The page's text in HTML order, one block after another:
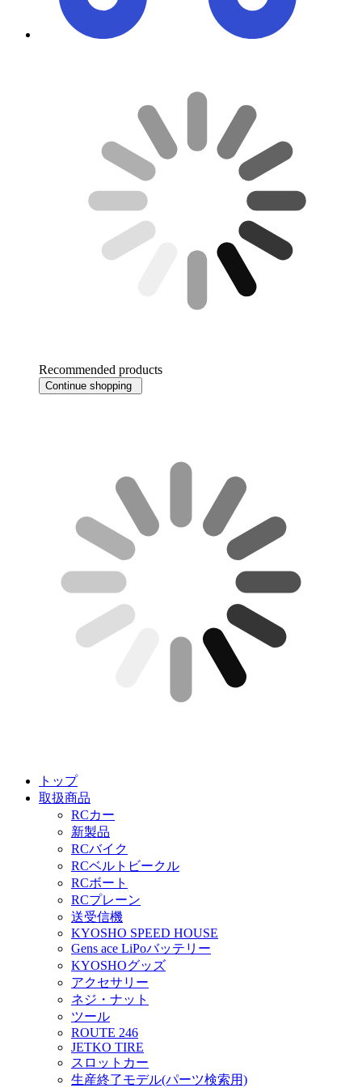
Recommended products
Continue shopping
トップ
取扱商品
RCカー
新製品
RCバイク
RCベルトビークル
RCボート
RCプレーン
送受信機
KYOSHO SPEED HOUSE
Gens ace LiPoバッテリー
KYOSHOグッズ
アクセサリー
ネジ・ナット
ツール
ROUTE 246
JETKO TIRE
スロットカー
生産終了モデル(パーツ検索用)